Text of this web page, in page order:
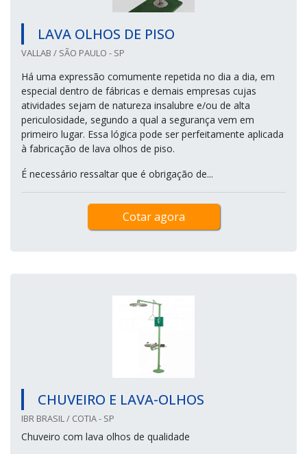
LAVA OLHOS DE PISO
VALLAB / SÃO PAULO - SP
Há uma expressão comumente repetida no dia a dia, em
especial dentro de fábricas e demais empresas cujas
atividades sejam de natureza insalubre e/ou de alta
periculosidade, segundo a qual a segurança vem em
primeiro lugar. Essa lógica pode ser perfeitamente aplicada
à fabricação de lava olhos de piso.
É necessário ressaltar que é obrigação de...
Cotar agora
CHUVEIRO E LAVA-OLHOS
IBR BRASIL / COTIA - SP
Chuveiro com lava olhos de qualidade